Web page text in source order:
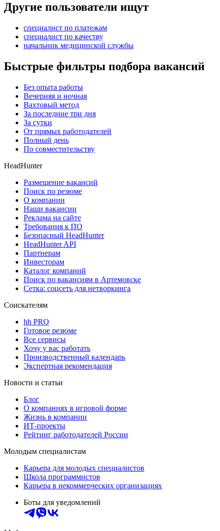
Другие пользователи ищут
специалист по платежам
специалист по качеству
начальник медицинской службы
Быстрые фильтры подбора вакансий
Без опыта работы
Вечерняя и ночная
Вахтовый метод
За последние три дня
За сутки
От прямых работодателей
Полный день
По совместительству
HeadHunter
Размещение вакансий
Поиск по резюме
О компании
Наши вакансии
Реклама на сайте
Требования к ПО
Безопасный HeadHunter
HeadHunter API
Партнерам
Инвесторам
Каталог компаний
Поиск по вакансиям в Артемовске
Сетка: соцсеть для нетворкинга
Соискателям
hh PRO
Готовое резюме
Все сервисы
Хочу у вас работать
Производственный календарь
Экспертная рекомендация
Новости и статьи
Блог
О компаниях в игровой форме
Жизнь в компании
ИТ-проекты
Рейтинг работодателей России
Молодым специалистам
Карьера для молодых специалистов
Школа программистов
Карьера в некоммерческих организациях
Боты для уведомлений